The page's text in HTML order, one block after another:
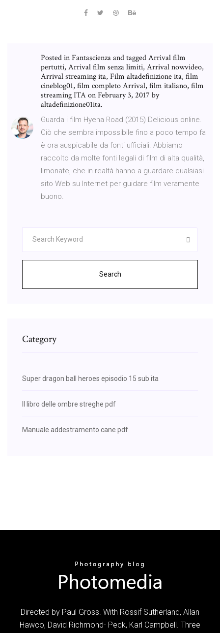
Posted in Fantascienza and tagged Arrival film
pertutti, Arrival film senza limiti, Arrival nowvideo,
Arrival streaming ita, Film altadefinizione ita, film
cineblog01, film completo Arrival, film italiano, film
streaming ITA on February 3, 2017 by
altadefinizione01ita.
Guarda i film Hyena Road (2015) Delicious online.
Ciò che sembra impossibile fino a poco tempo fa
è ora auspicabile da fonti ufficiali. Abbiamo
raccolto da molte fonti legali di film di alta qualità,
limonate, che in realtà hanno a guardare qualsiasi
sito Web su Internet per guidare film veramente
buono.
Search
Category
Super dragon ball heroes episodio 15 sub ita
Il libro delle ombre streghe pdf
Manuale addestramento cane pdf
Directed by Paul Gross. With Rossif Sutherland, Allan
Hawco, David Richmond- Peck, Karl Campbell. Three